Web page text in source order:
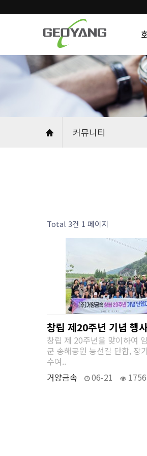
커뮤니티
Total 3건 1 페이지
창립 제20주년 기념 행
창립 제 20주년을 맞이하여
군 송해공원 능선길 단합, 장
수여..
거양금속
06-21 1756